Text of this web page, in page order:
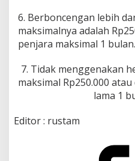
6. Berboncengan lebih
maksimalnya adalah
penjara maksimal 1 bulan.
7. Tidak menggenakan
maksimal Rp250.000
lama 1
Editor : rustam